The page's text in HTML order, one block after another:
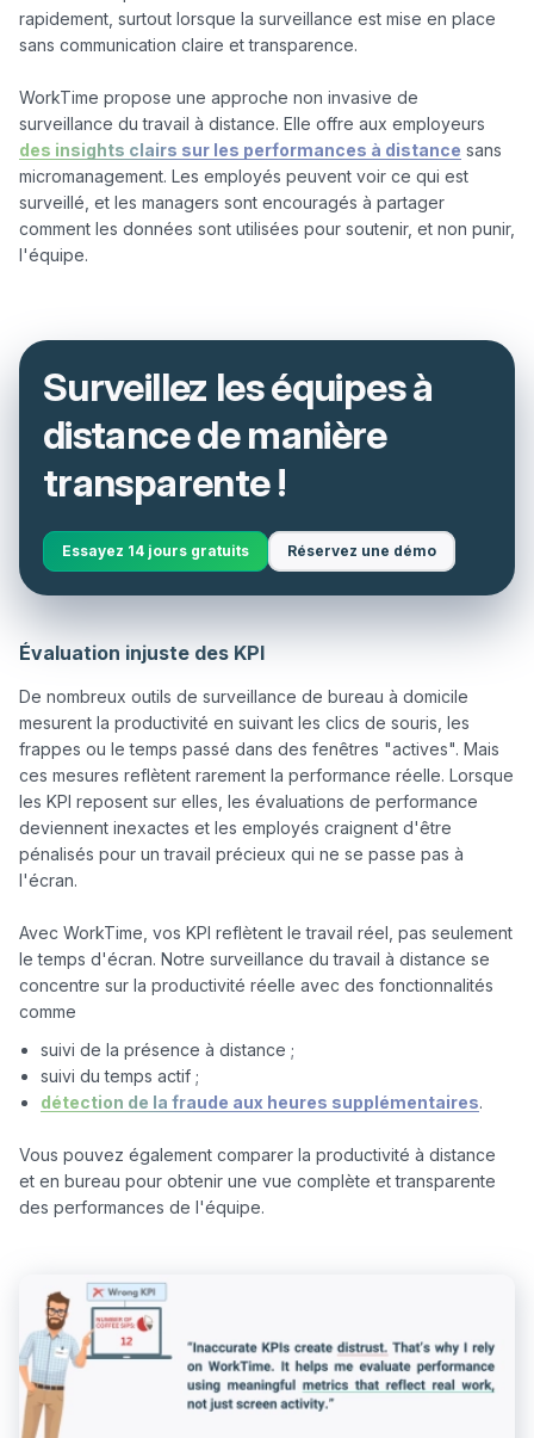
rapidement, surtout lorsque la surveillance est mise en place
sans communication claire et transparence.
WorkTime propose une approche non invasive de
des insights clairs sur les performances à distance sans
micromanagement. Les employés peuvent voir ce qui est
surveillé, et les managers sont encouragés à partager
comment les données sont utilisées pour soutenir, et non punir,
Surveillez les équipes à
distance de manière
transparente !
Essayez 14 jours gratuits Réservez une démo
Évaluation injuste des KPI
De nombreux outils de surveillance de bureau à domicile
mesurent la productivité en suivant les clics de souris, les
frappes ou le temps passé dans des fenêtres "actives". Mais
ces mesures reflètent rarement la performance réelle. Lorsque
les KPI reposent sur elles, les évaluations de performance
deviennent inexactes et les employés craignent d'être
pénalisés pour un travail précieux qui ne se passe pas à
l'écran.
Avec WorkTime, vos KPI reflètent le travail réel, pas seulement
le temps d'écran. Notre surveillance du travail à distance se
concentre sur la productivité réelle avec des fonctionnalités
suivi de la présence à distance ;
suivi du temps actif ;
détection de la fraude aux heures supplémentaires.
Vous pouvez également comparer la productivité à distance
et en bureau pour obtenir une vue complète et transparente